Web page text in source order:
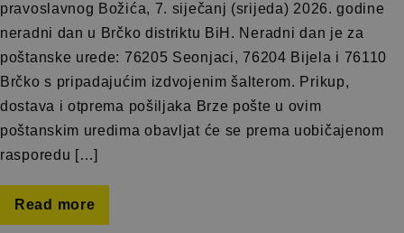
pravoslavnog Božića, 7. siječanj (srijeda) 2026. godine
neradni dan u Brčko distriktu BiH. Neradni dan je za
poštanske urede: 76205 Seonjaci, 76204 Bijela i 76110
Brčko s pripadajućim izdvojenim šalterom. Prikup,
dostava i otprema pošiljaka Brze pošte u ovim
poštanskim uredima obavljat će se prema uobičajenom
rasporedu […]
Read more